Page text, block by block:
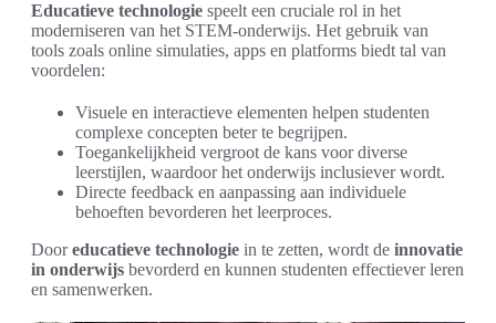
Educatieve technologie speelt een cruciale rol in het
moderniseren van het STEM-onderwijs. Het gebruik van
tools zoals online simulaties, apps en platforms biedt tal van
voordelen:
Visuele en interactieve elementen helpen studenten
complexe concepten beter te begrijpen.
Toegankelijkheid vergroot de kans voor diverse
leerstijlen, waardoor het onderwijs inclusiever wordt.
Directe feedback en aanpassing aan individuele
behoeften bevorderen het leerproces.
Dooreducatieve technologie in te zetten, wordt de innovatie
in onderwijs bevorderd en kunnen studenten effectiever leren
en samenwerken.